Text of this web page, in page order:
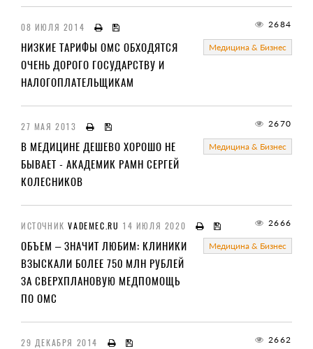
08 ИЮЛЯ 2014 2684
НИЗКИЕ ТАРИФЫ ОМС ОБХОДЯТСЯ
ОЧЕНЬ ДОРОГО ГОСУДАРСТВУ И
НАЛОГОПЛАТЕЛЬЩИКАМ
Медицина & Бизнес
27 МАЯ 2013 2670
В МЕДИЦИНЕ ДЕШЕВО ХОРОШО НЕ
БЫВАЕТ - АКАДЕМИК РАМН СЕРГЕЙ
КОЛЕСНИКОВ
Медицина & Бизнес
ИСТОЧНИКVADEMEC.RU 14 ИЮЛЯ 2020 2666
ОБЪЕМ – ЗНАЧИТ ЛЮБИМ: КЛИНИКИ
ВЗЫСКАЛИ БОЛЕЕ 750 МЛН РУБЛЕЙ
ЗА СВЕРХПЛАНОВУЮ МЕДПОМОЩЬ
ПО ОМС
Медицина & Бизнес
29 ДЕКАБРЯ 2014 2662